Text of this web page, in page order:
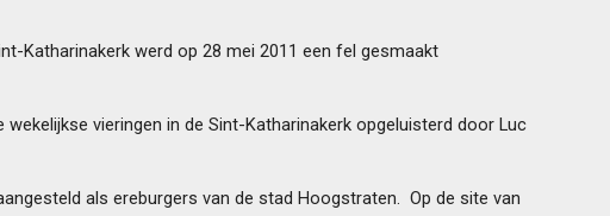
Katharinakerk werd op 28 mei 2011 een fel gesmaakt
vieringen in de Sint-Katharinakerk opgeluisterd door Luc
als ereburgers van de stad Hoogstraten. Op de site van